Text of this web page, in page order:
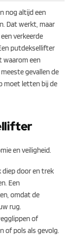
nog altijd een
Dat werkt, maar
verkeerde
putdeksellifter
waarom een
gevallen de
moet letten bij de
en veiligheid.
diep door en trek
Een
omdat de
rug.
of
of pols als gevolg.